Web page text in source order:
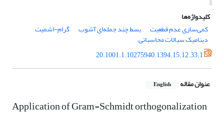
کلیدواژه‌ها
کمی‌سازی عدم قطعیت
بسط چند جمله‌ای آشوب گرام-اشمیت
دینامیک سیالات محاسباتی
20.1001.1.10275940.1394.15.12.33.1
عنوان مقاله English
Application of Gram-Schmidt orthogonalization